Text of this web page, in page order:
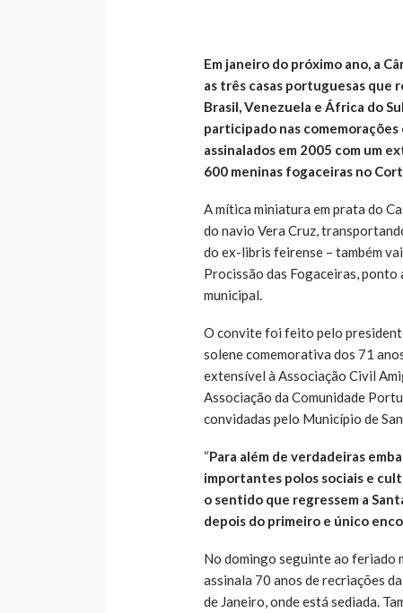
Em janeiro do próximo ano, a
as três casas portuguesas que
Brasil, Venezuela e África do
participado nas
assinalados em 2005 com um
600 meninas fogaceiras no
A mítica miniatura em prata do
do navio Vera Cruz,
do ex-libris feirense – também
Procissão das Fogaceiras,
municipal.
O convite foi feito pelo
solene comemorativa dos 71
extensível à Associação Civil
Associação da Comunidade
convidadas pelo Município de
“Para além de verdadeiras
importantes polos sociais e
o sentido que regressem a
depois do primeiro e único
No domingo seguinte ao feriado
assinala 70 anos de recriações
de Janeiro, onde está sediada.